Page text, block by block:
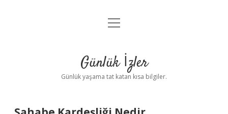
Anasayfa
Yasal Uyarı
menüyü
Günlük İzler
Günlük yaşama tat katan kısa bilgiler.